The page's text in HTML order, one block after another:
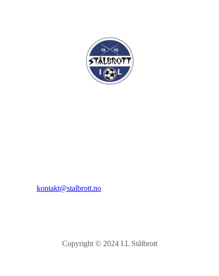
kontakt@stalbrott.no
Copyright © 2024 I.L Stålbrott